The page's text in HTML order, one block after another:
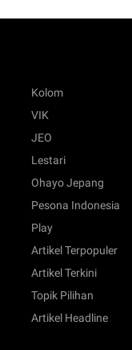
Kolom
VIK
JEO
Lestari
Ohayo Jepang
Pesona Indonesia
Play
Artikel Terpopuler
Artikel Terkini
Topik Pilihan
Artikel Headline